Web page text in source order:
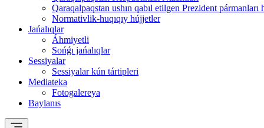
Qaraqalpaqstan ushın qabıl etilgen Prezident pármanları
Normativlik-huqıqıy hújjetler
Jańalıqlar
Áhmiyetli
Sońǵı jańalıqlar
Sessiyalar
Sessiyalar kún tártipleri
Mediateka
Fotogalereya
Baylanıs